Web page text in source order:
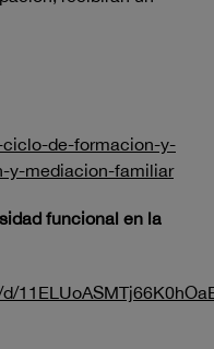
de-formacion-y-
y-mediacion-familiar
funcional en la